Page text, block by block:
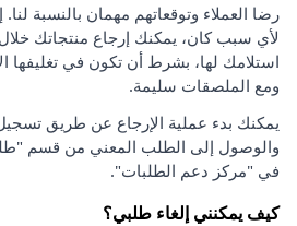
رضا العملاء وتوقعاتهم مهمان بالنسبة
استلامك لها، بشرط أن تكون في تغليفها
ومع الملصقات سليمة.
يمكنك بدء عملية الإرجاع عن طريق
والوصول إلى الطلب المعني من قسم
في "مركز دعم الطلبات".
كيف يمكنني إلغاء طلبي؟